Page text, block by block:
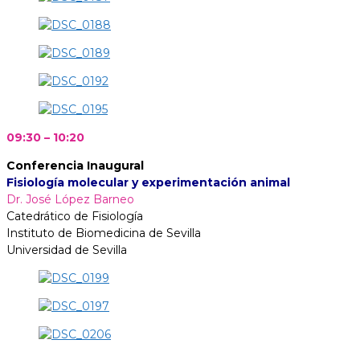
09:30 – 10:20
Conferencia Inaugural
Fisiología molecular y experimentación animal
Dr. José López Barneo
Catedrático de Fisiología
Instituto de Biomedicina de Sevilla
Universidad de Sevilla